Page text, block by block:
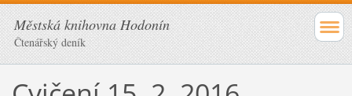
Městská knihovna Hodonín
Čtenářský deník